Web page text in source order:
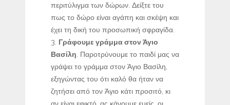
περιτύλιγμα των δώρων. Δείξτε του
πως το δώρο είναι αγάπη και σκέψη και
έχει τη δική του προσωπική σφραγίδα.
Γράφουμε γράμμα στον Άγιο
Βασίλη . Παροτρύνουμε το παιδί μας να
γράψει το γράμμα στον Άγιο Βασίλη,
εξηγώντας του ότι καλό θα ήταν να
ζητήσει από τον Άγιο κάτι προσιτό, κι